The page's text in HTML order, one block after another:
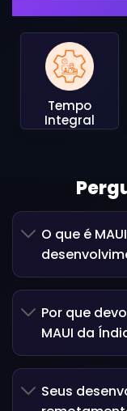
Tempo
Integral
O que é
Por que
MAUI da
Seus